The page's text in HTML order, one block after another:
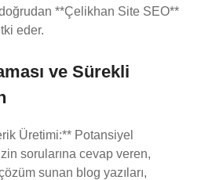
doğrudan **Çelikhan Site SEO**
eder.
ve Sürekli
Üretimi:** Potansiyel
sorularına cevap veren,
sunan blog yazıları,